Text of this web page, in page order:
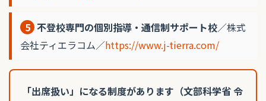
5 不登校専門の個別指導・通信制サポート校／株式
会社ティエラコム／https://www.j-tierra.com/
「出席扱い」になる制度があります（文部科学省 令